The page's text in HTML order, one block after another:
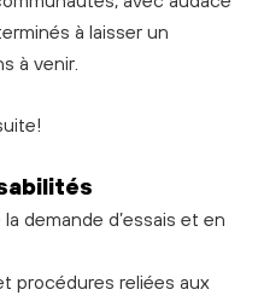
à laisser un
à venir.
demande d’essais et en
procédures reliées aux